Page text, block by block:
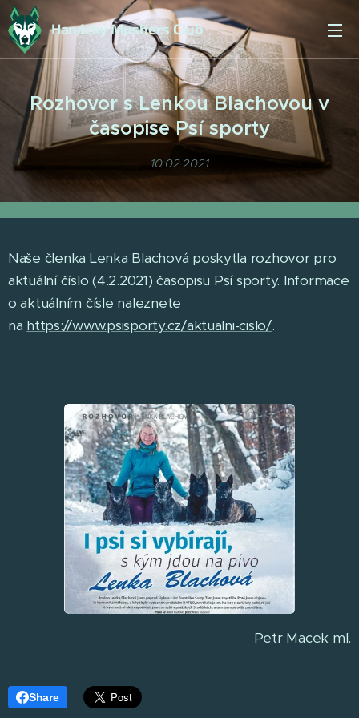
Hanácký Mushers Club
Rozhovor s Lenkou Blachovou v
časopise Psí sporty
10.02.2021
Naše členka Lenka Blachová poskytla rozhovor pro
aktuální číslo (4.2.2021) časopisu Psí sporty. Informace
o aktuálním čísle naleznete
na https://www.psisporty.cz/aktualni-cislo/.
Petr Macek ml.
Share